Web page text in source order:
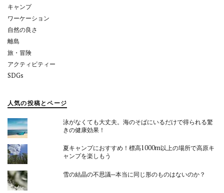
キャンプ
ワーケーション
自然の良さ
離島
旅・冒険
アクティビティー
SDGs
人気の投稿とページ
泳がなくても大丈夫。海のそばにいるだけで得られる驚
きの健康効果！
夏キャンプにおすすめ！標高1000m以上の場所で高原キ
ャンプを楽しもう
雪の結晶の不思議─本当に同じ形のものはないのか？